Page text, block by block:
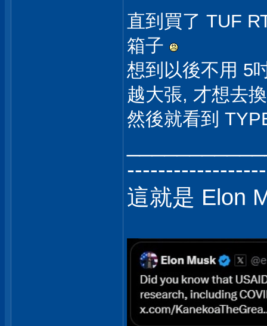
直到買了 TUF
箱子
想到以後不用 5
越大張, 才想去
然後就看到
這就是 Elon